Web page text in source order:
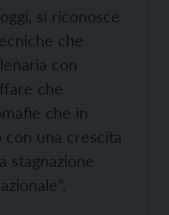
si riconosce
che
con
che
che in
una crescita
stagnazione